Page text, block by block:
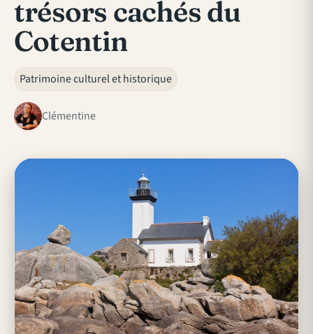
trésors cachés du
Cotentin
Patrimoine culturel et historique
Clémentine